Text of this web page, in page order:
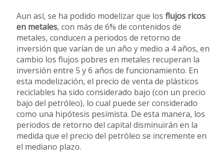
Aun así, se ha podido modelizar que los flujos ricos
en metales, con más de 6% de contenidos de
metales, conducen a periodos de retorno de
inversión que varían de un año y medio a 4 años, en
cambio los flujos pobres en metales recuperan la
inversión entre 5 y 6 años de funcionamiento. En
esta modelización, el precio de venta de plásticos
reciclables ha sido considerado bajo (con un precio
bajo del petróleo), lo cual puede ser considerado
como una hipótesis pesimista. De esta manera, los
periodos de retorno del capital disminuirán en la
medida que el precio del petróleo se incremente en
el mediano plazo.